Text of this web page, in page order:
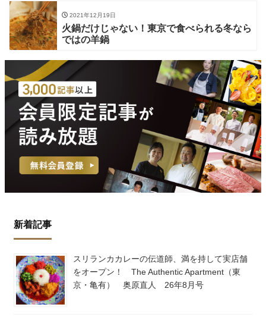
2021年12月19日
火鍋だけじゃない！東京で食べられる冬なら
ではの羊鍋
新着記事
スリランカカレーの伝道師、満を持して実店舗
をオープン！ The Authentic Apartment（東
京・亀有） 奥原直人 26年8月号